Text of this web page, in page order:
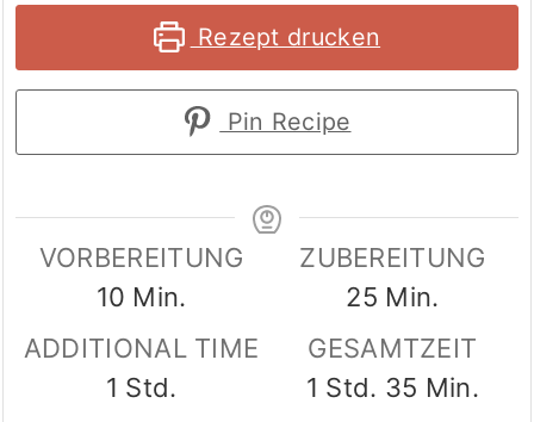
Rezept drucken
Pin Recipe
VORBEREITUNG
10 Minuten
Min.
ZUBEREITUNG
25Minuten
Min.
ADDITIONAL TIME
1 Stunde
Std.
GESAMTZEIT
1 Stunde
Std. 35 Minuten
Min.